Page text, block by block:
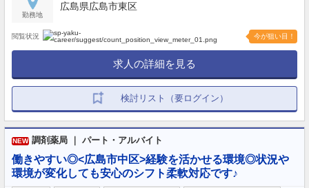
勤務地
広島県広島市東区
閲覧状況 今が狙い目！
求人の詳細を見る
検討リスト（要ログイン）
NEW 調剤薬局 ｜ パート・アルバイト
働きやすい◎<広島市中区>経験を活かせる環境◎状況や
環境が変化しても安心のシフト柔軟対応です♪